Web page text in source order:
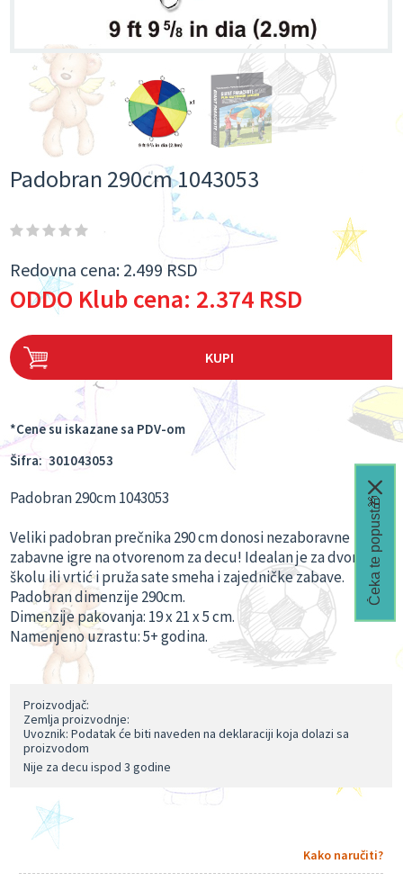
Padobran 290cm 1043053
Redovna cena: 2.499 RSD
ODDO Klub cena: 2.374 RSD
KUPI
*Cene su iskazane sa PDV-om
Šifra: 301043053
Padobran 290cm 1043053
Veliki padobran prečnika 290 cm donosi nezaboravne
zabavne igre na otvorenom za decu! Idealan je za dvorište,
školu ili vrtić i pruža sate smeha i zajedničke zabave.
Padobran dimenzije 290cm.
Dimenzije pakovanja: 19 x 21 x 5 cm.
Namenjeno uzrastu: 5+ godina.
Proizvodjač:
Zemlja proizvodnje:
Uvoznik: Podatak će biti naveden na deklaraciji koja dolazi sa
proizvodom
Nije za decu ispod 3 godine
Kako naručiti?
Čeka te popust🎁